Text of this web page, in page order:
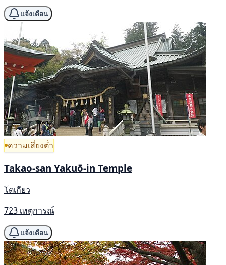
แจ้งเตือน
ความเสี่ยงต่ำ
Takao-san Yakuō-in Temple
โตเกียว
723 เหตุการณ์
แจ้งเตือน